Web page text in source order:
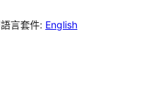
言套件: English